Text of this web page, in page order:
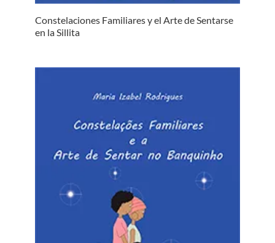
Constelaciones Familiares y el Arte de Sentarse
en la Sillita